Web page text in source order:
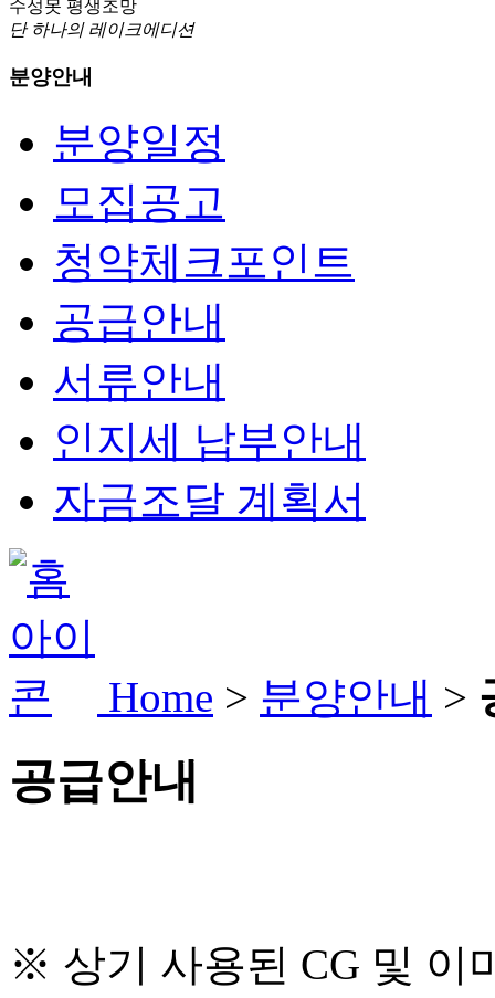
수성못 평생조망
단 하나의 레이크에디션
분양안내
분양일정
모집공고
청약체크포인트
공급안내
서류안내
인지세 납부안내
자금조달 계획서
Home > 분양안내 >
공급안내
※ 상기 사용된 CG 및 이